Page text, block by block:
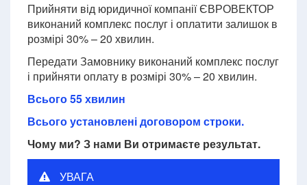
Прийняти від юридичної компанії ЄВРОВЕКТОР
виконаний комплекс послуг і оплатити залишок в
розмірі 30% – 20 хвилин.
Передати Замовнику виконаний комплекс послуг
і прийняти оплату в розмірі 30% – 20 хвилин.
Всього 55 хвилин
Всього установлені договором строки.
Чому ми? З нами Ви отримаєте результат.
УВАГА